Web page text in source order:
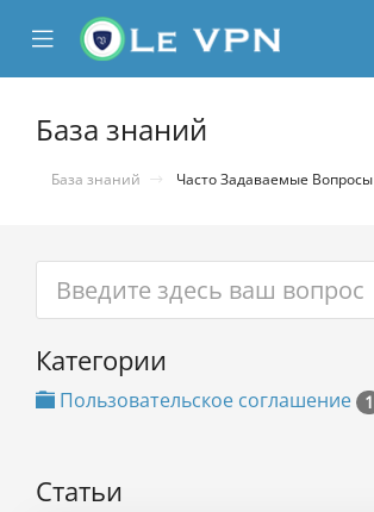
Mobile
Menu
База знаний
База знаний Часто Задаваемые Вопросы
Категории
Пользовательское соглашение 1
Статьи